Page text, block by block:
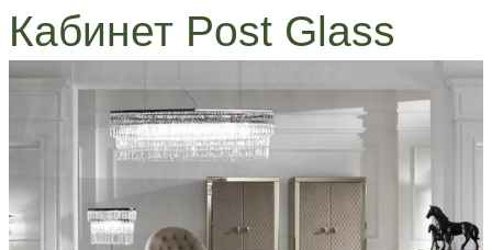
Кабинет Post Glass